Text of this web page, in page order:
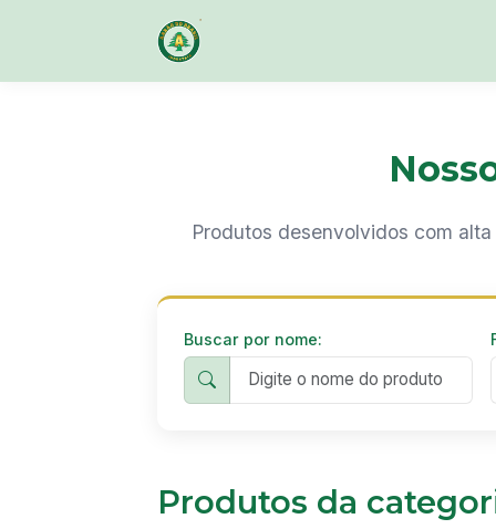
Produtos desenvolvidos com
Buscar por nome:
Produtos da